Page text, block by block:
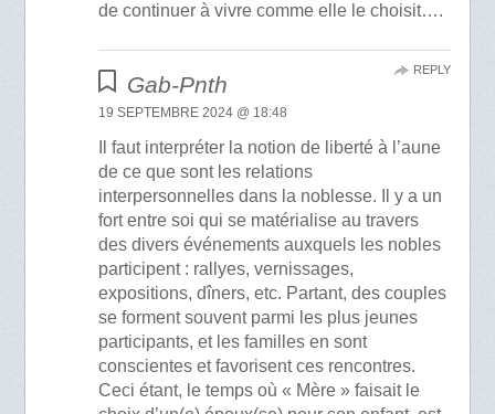
de continuer à vivre comme elle le choisit….
Gab-Pnth
19 SEPTEMBRE 2024 @ 18:48
Il faut interpréter la notion de liberté à l’aune
de ce que sont les relations
interpersonnelles dans la noblesse. Il y a un
fort entre soi qui se matérialise au travers
des divers événements auxquels les nobles
participent : rallyes, vernissages,
expositions, dîners, etc. Partant, des couples
se forment souvent parmi les plus jeunes
participants, et les familles en sont
conscientes et favorisent ces rencontres.
Ceci étant, le temps où « Mère » faisait le
REPLY